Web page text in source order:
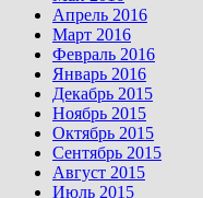
Апрель 2016
Март 2016
Февраль 2016
Январь 2016
Декабрь 2015
Ноябрь 2015
Октябрь 2015
Сентябрь 2015
Август 2015
Июль 2015